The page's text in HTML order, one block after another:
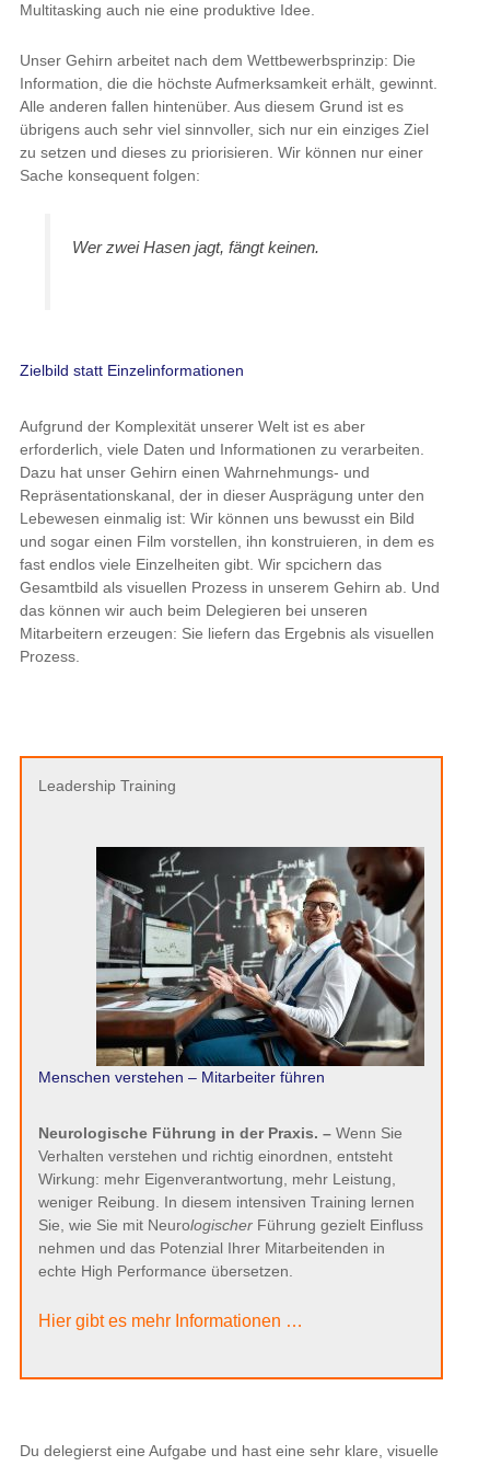
Multitasking auch nie eine produktive Idee.
Unser Gehirn arbeitet nach dem Wettbewerbsprinzip: Die
Information, die die höchste Aufmerksamkeit erhält, gewinnt.
Alle anderen fallen hintenüber. Aus diesem Grund ist es
übrigens auch sehr viel sinnvoller, sich nur ein einziges Ziel
zu setzen und dieses zu priorisieren. Wir können nur einer
Sache konsequent folgen:
Wer zwei Hasen jagt, fängt keinen.
Zielbild statt Einzelinformationen
Aufgrund der Komplexität unserer Welt ist es aber
erforderlich, viele Daten und Informationen zu verarbeiten.
Dazu hat unser Gehirn einen Wahrnehmungs- und
Repräsentationskanal, der in dieser Ausprägung unter den
Lebewesen einmalig ist: Wir können uns bewusst ein Bild
und sogar einen Film vorstellen, ihn konstruieren, in dem es
fast endlos viele Einzelheiten gibt. Wir spcichern das
Gesamtbild als visuellen Prozess in unserem Gehirn ab. Und
das können wir auch beim Delegieren bei unseren
Mitarbeitern erzeugen: Sie liefern das Ergebnis als visuellen
Prozess.
Leadership Training
Menschen verstehen – Mitarbeiter führen
Neurologische Führung in der Praxis. – Wenn Sie
Verhalten verstehen und richtig einordnen, entsteht
Wirkung: mehr Eigenverantwortung, mehr Leistung,
weniger Reibung. In diesem intensiven Training lernen
Sie, wie Sie mit NeurologischerFührung gezielt Einfluss
nehmen und das Potenzial Ihrer Mitarbeitenden in
echte High Performance übersetzen.
Hier gibt es mehr Informationen …
Du delegierst eine Aufgabe und hast eine sehr klare, visuelle